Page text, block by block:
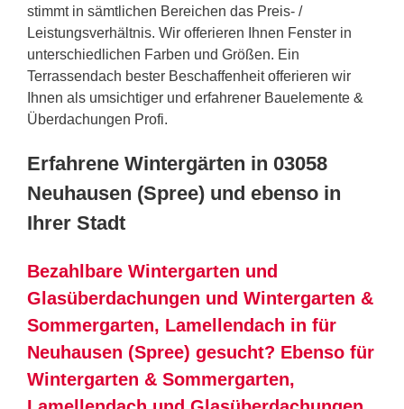
stimmt in sämtlichen Bereichen das Preis- /
Leistungsverhältnis. Wir offerieren Ihnen Fenster in
unterschiedlichen Farben und Größen. Ein
Terrassendach bester Beschaffenheit offerieren wir
Ihnen als umsichtiger und erfahrener Bauelemente &
Überdachungen Profi.
Erfahrene Wintergärten in 03058
Neuhausen (Spree) und ebenso in
Ihrer Stadt
Bezahlbare Wintergarten und
Glasüberdachungen und Wintergarten &
Sommergarten, Lamellendach in für
Neuhausen (Spree) gesucht? Ebenso für
Wintergarten & Sommergarten,